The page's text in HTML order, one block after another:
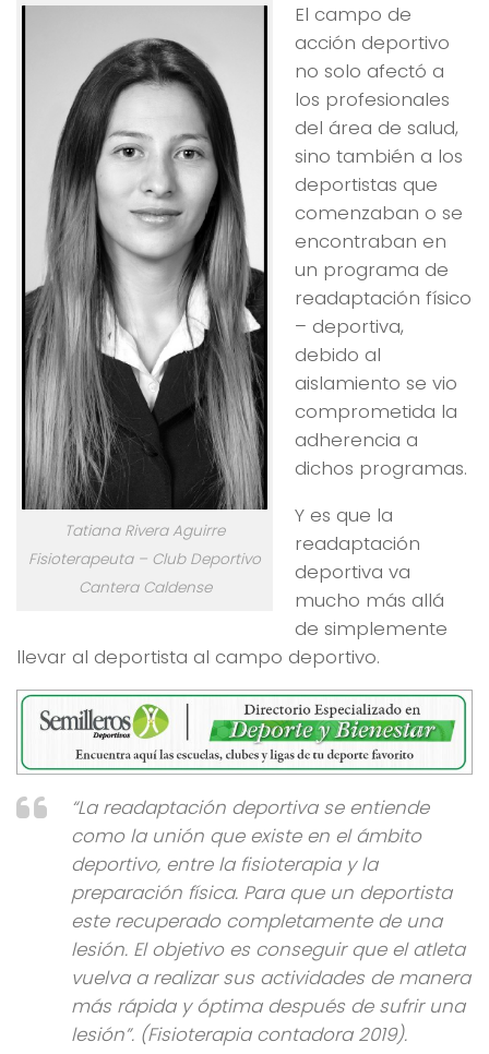
Tatiana Rivera Aguirre
Fisioterapeuta – Club Deportivo
Cantera Caldense
El campo de
acción deportivo
no solo afectó a
los profesionales
del área de salud,
sino también a los
deportistas que
comenzaban o se
encontraban en
un programa de
readaptación físico
– deportiva,
debido al
aislamiento se vio
comprometida la
adherencia a
dichos programas.
Y es que la
readaptación
deportiva va
mucho más allá
de simplemente
llevar al deportista al campo deportivo.
“La readaptación deportiva se entiende
como la unión que existe en el ámbito
deportivo, entre la fisioterapia y la
preparación física. Para que un deportista
este recuperado completamente de una
lesión. El objetivo es conseguir que el atleta
vuelva a realizar sus actividades de manera
más rápida y óptima después de sufrir una
lesión”. (Fisioterapia contadora 2019).